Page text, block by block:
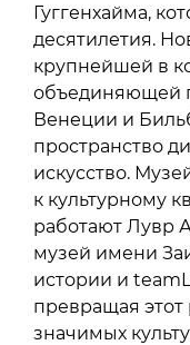
Гуггенхайма,
десятилетия.
крупнейшей в
объединяющей
Венеции и
пространство
искусство.
к культурному
работают Лувр
музей имени
истории и
превращая
значимых